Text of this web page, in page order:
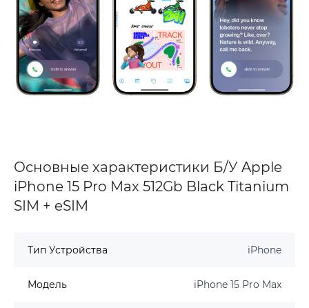
Основные характеристики Б/У Apple
iPhone 15 Pro Max 512Gb Black Titanium
SIM + eSIM
Тип Устройства iPhone
Модель iPhone 15 Pro Max